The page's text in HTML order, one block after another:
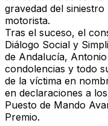
gravedad del
motorista.
Tras el suceso, el
Diálogo Social y
de Andalucía,
condolencias y todo
de la víctima en
en declaraciones a
Puesto de Mando
Premio.